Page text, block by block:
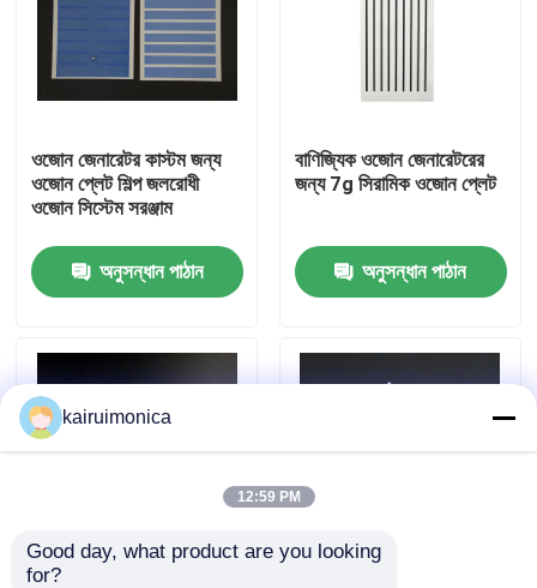
ভিডিও
আমাদের সম্পর্কে
কারখানা ভ্রমণ
মান নিয়ন্ত্রণ
যোগাযোগ করুন
উদ্ধৃতির জন্য আবেদন
ওজোন জেনারেটর কাস্টম জন্য
ওজোন প্লেট শিল্প জলরোধী
ওজোন সিস্টেম সরঞ্জাম
অনুসন্ধান পাঠান
বাণিজ্যিক ওজোন জেনারেটরের
জন্য 7g সিরামিক ওজোন প্লেট
অনুসন্ধান পাঠান
1g 2g বায়ু বিশুদ্ধকরণের জন্য
kairuimonica
12:59 PM
Good day, what product are you looking
for?